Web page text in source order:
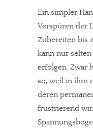
Ein simpler
Verspüren der
Zubereiten bis
kann nur
erfolgen. Zwar
so, weil in ihm
deren
frustrierend